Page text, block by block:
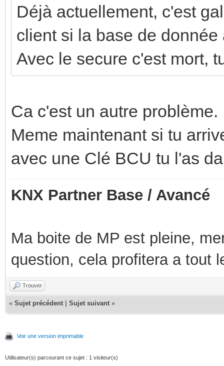
Déjà actuellement, c'est
client si la base de donnée
Avec le secure c'est mort,
Ca c'est un autre problème.
Meme maintenant si tu
avec une Clé BCU tu l'as
KNX Partner Base / Avancé
Ma boite de MP est pleine,
question, cela profitera a tout
Trouver
« Sujet précédent Sujet suivant »
Voir une version imprimable
Utilisateur(s) parcourant ce sujet : 1 visiteur(s)